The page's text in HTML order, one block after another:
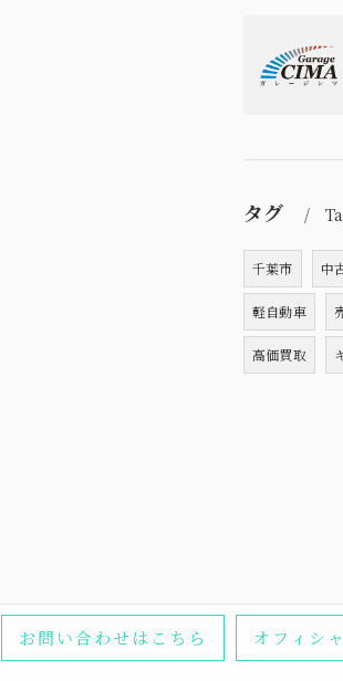
タグ
千葉市 中
軽自動車
高価買取
お問い合わせはこちら オフィシ